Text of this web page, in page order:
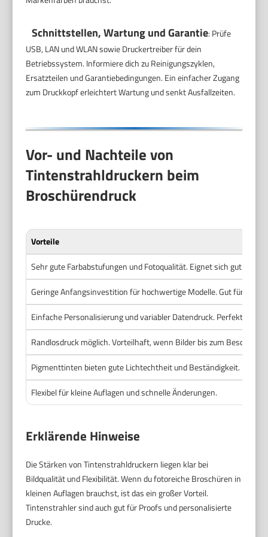
Schnittstellen, Wartung und Garantie: Prüfe
USB, LAN und WLAN sowie Druckertreiber für dein
Betriebssystem. Informiere dich zu Reinigungszyklen,
Ersatzteilen und Garantiebedingungen. Ein einfacher Zugang
zum Druckkopf erleichtert Wartung und senkt Ausfallzeiten.
Vor- und Nachteile von
Tintenstrahldruckern beim
Broschürendruck
Vorteile
Sehr gute Farbabstufungen und Fotoqualität. Eignet sich gut für
Geringe Anfangsinvestition für hochwertige Modelle. Gut für
Einfache Personalisierung und variabler Datendruck. Perfekt für
Randlosdruck möglich. Vorteilhaft, wenn Bilder bis zum Beschnitt
Pigmenttinten bieten gute Lichtechtheit und Beständigkeit.
Flexibel für kleine Auflagen und schnelle Änderungen.
Erklärende Hinweise
Die Stärken von Tintenstrahldruckern liegen klar bei
Bildqualität und Flexibilität. Wenn du fotoreiche Broschüren in
kleinen Auflagen brauchst, ist das ein großer Vorteil.
Tintenstrahler sind auch gut für Proofs und personalisierte
Drucke.